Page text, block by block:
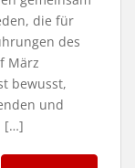
die für
des
März
bewusst,
und
[…]